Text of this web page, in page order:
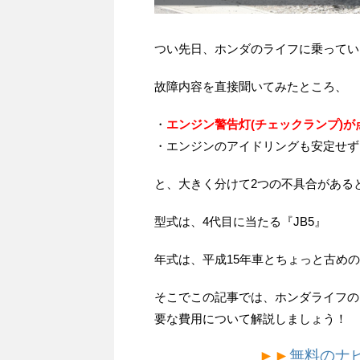
つい先日、ホンダのライフに乗って
故障内容を直接聞いてみたところ、
・ エンジン警告灯(チェックランプ)が
・エンジンのアイドリングも安定せず
と、大きく分けて2つの不具合がある
型式は、4代目に当たる『JB5』
年式は、平成15年車とちょっと古め
そこでこの記事では、ホンダライフ
要な費用について解説しましょう！
►►無料のナ